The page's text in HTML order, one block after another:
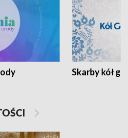
Skarby kół